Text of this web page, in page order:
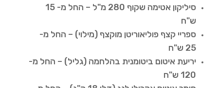
סיליקון אטימה שקוף 280 מ"ל – החל מ- 15
ש"ח
ספריי קצף פוליאוריטן מוקצף (מילוי) – החל מ-
25 ש"ח
יריעת איטום ביטומנית בהלחמה (גליל) – החל מ-
120 ש"ח